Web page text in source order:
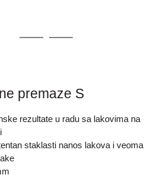
2 3
premaze S
rezultate u radu sa lakovima na
staklasti nanos lakova i veoma